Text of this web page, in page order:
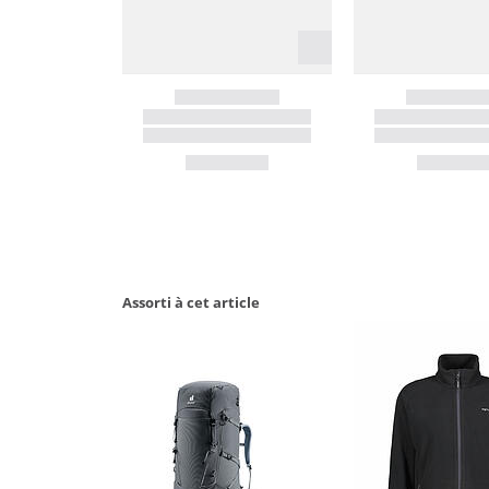
Assorti à cet article